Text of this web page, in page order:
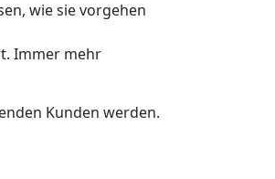
wie sie vorgehen
Immer mehr
Kunden werden.